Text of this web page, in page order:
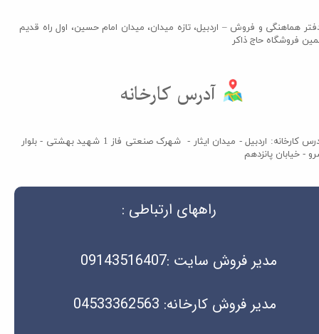
هماهنگی و فروش – اردبیل، تازه میدان، میدان امام حسین، اول راه قدیم
فروشگاه حاج ذاکر​​​​​​​
آدرس کارخانه: اردبیل - میدان ایثار - شهرک صنعتی فاز 1 شهید بهشتی - بلوار
- خیابان پانزدهم
مدیر فروش کارخانه: 04533362563
راههای ارتباطی :
مدیر فروش سایت :09143516407
آدرس کارخانه​​​​​​​